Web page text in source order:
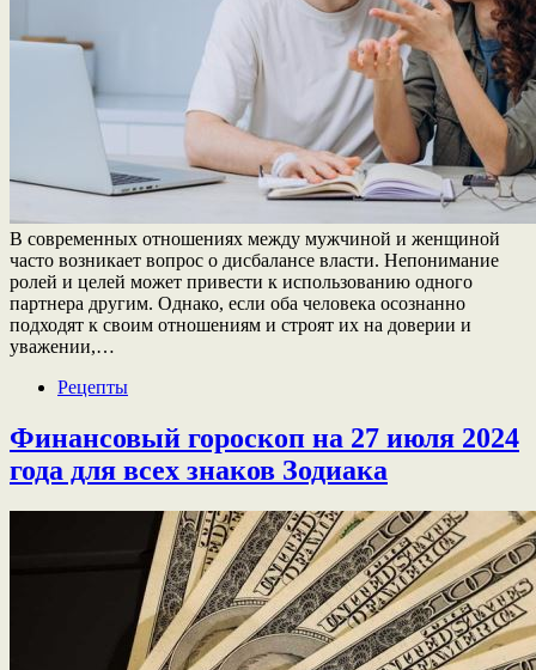
В современных отношениях между мужчиной и женщиной
часто возникает вопрос о дисбалансе власти. Непонимание
ролей и целей может привести к использованию одного
партнера другим. Однако, если оба человека осознанно
подходят к своим отношениям и строят их на доверии и
уважении,…
Рецепты
Финансовый гороскоп на 27 июля 2024
года для всех знаков Зодиака